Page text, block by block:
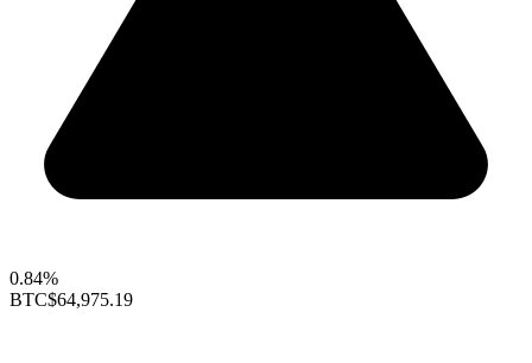
0.84%
BTC$64,975.19